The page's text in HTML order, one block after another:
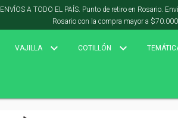
ENVÍOS A TODO EL PAÍS. Punto de retiro en Rosario.
Rosario con la compra mayor a
VAJILLA COTILLÓN